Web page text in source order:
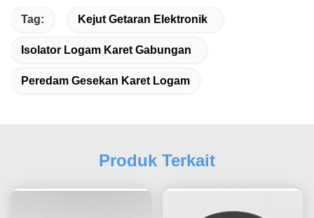
Tag: Kejut Getaran Elektronik
Isolator Logam Karet Gabungan
Peredam Gesekan Karet Logam
Produk Terkait